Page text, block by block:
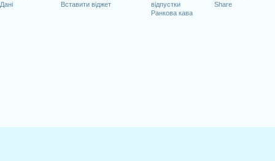
Дані
Вставити віджет
відпустки
Ранкова кава
Share